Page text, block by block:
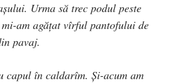
Urma să trec podul peste
am agăţat vîrful pantofului de
pavaj.
capul în caldarîm. Şi-acum am